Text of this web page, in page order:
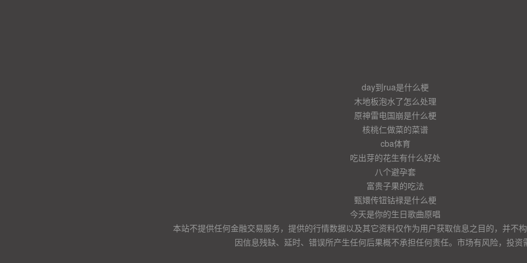
day到rua是什么梗
木地板泡水了怎么处理
原神雷电国崩是什么梗
核桃仁做菜的菜谱
cba体育
吃出芽的花生有什么好处
八个避孕套
富贵子果的吃法
甄嬛传钮钴禄是什么梗
今天是你的生日歌曲原唱
本站不提供任何金融交易服务，提供的行情数据以及其它资料仅作为用户获取信息之目的，并不
因信息残缺、延时、错误所产生任何后果概不承担任何责任。市场有风险，投资